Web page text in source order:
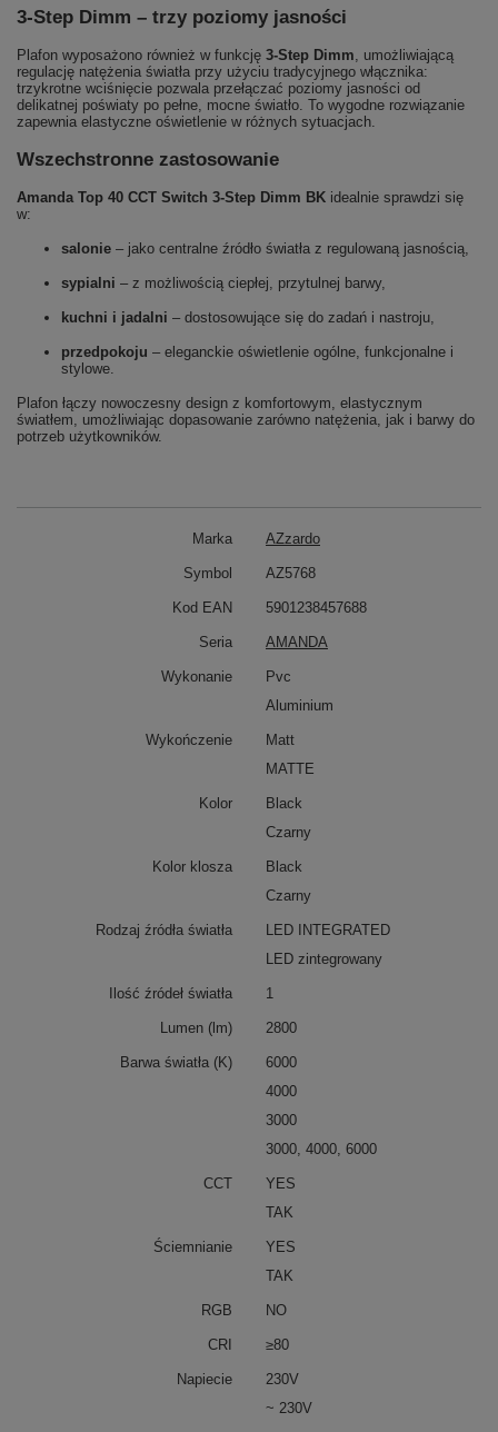
3‑Step Dimm – trzy poziomy jasności
Plafon wyposażono również w funkcję 3‑Step Dimm, umożliwiającą
regulację natężenia światła przy użyciu tradycyjnego włącznika:
trzykrotne wciśnięcie pozwala przełączać poziomy jasności od
delikatnej poświaty po pełne, mocne światło. To wygodne rozwiązanie
zapewnia elastyczne oświetlenie w różnych sytuacjach.
Wszechstronne zastosowanie
Amanda Top 40 CCT Switch 3‑Step Dimm BK idealnie sprawdzi się
w:
salonie – jako centralne źródło światła z regulowaną jasnością,
sypialni – z możliwością ciepłej, przytulnej barwy,
kuchni i jadalni – dostosowujące się do zadań i nastroju,
przedpokoju – eleganckie oświetlenie ogólne, funkcjonalne i
stylowe.
Plafon łączy nowoczesny design z komfortowym, elastycznym
światłem, umożliwiając dopasowanie zarówno natężenia, jak i barwy do
potrzeb użytkowników.
Marka AZzardo
Symbol AZ5768
Kod EAN 5901238457688
Seria AMANDA
Wykonanie
Pvc
Aluminium
Wykończenie
Matt
MATTE
Kolor
Black
Czarny
Kolor klosza
Black
Czarny
Rodzaj źródła światła
LED INTEGRATED
LED zintegrowany
Ilość źródeł światła 1
Lumen (lm) 2800
Barwa światła (K)
6000
4000
3000
3000, 4000, 6000
CCT
YES
TAK
Ściemnianie
YES
TAK
RGB NO
CRI ≥80
Napiecie
230V
~ 230V